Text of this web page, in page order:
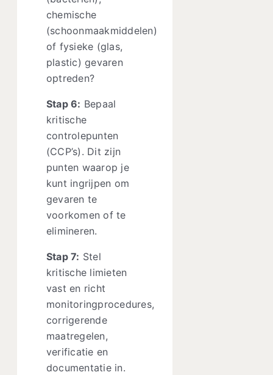
chemische
(schoonmaakmiddelen)
of fysieke (glas,
plastic) gevaren
optreden?
Stap 6: Bepaal
kritische
controlepunten
(CCP’s). Dit zijn
punten waarop je
kunt ingrijpen om
gevaren te
voorkomen of te
elimineren.
Stap 7: Stel
kritische limieten
vast en richt
monitoringprocedures,
corrigerende
maatregelen,
verificatie en
documentatie in.